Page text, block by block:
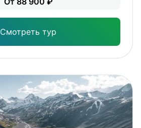
Смотреть тур